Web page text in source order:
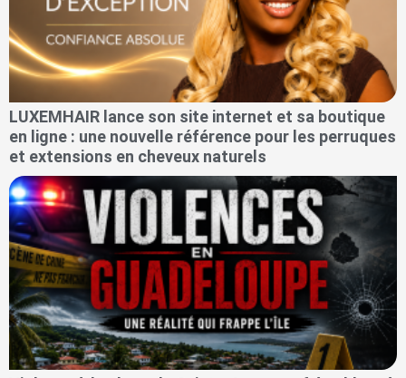
LUXEMHAIR lance son site internet et sa boutique
en ligne : une nouvelle référence pour les perruques
et extensions en cheveux naturels